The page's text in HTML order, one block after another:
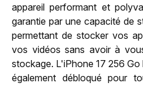
appareil performant et
garantie par une capacité de
permettant de stocker vos
vos vidéos sans avoir à
stockage. L'iPhone 17 256
également débloqué pour